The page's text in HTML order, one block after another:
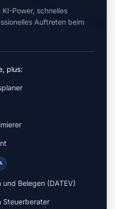
Power, schnelles
Auftreten beim
plus:
Belegen (DATEV)
Steuerberater